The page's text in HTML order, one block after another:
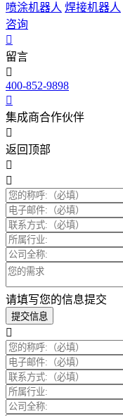
喷涂机器人 焊接机器人
咨询
留言
400-852-9898
集成商合作伙伴
返回顶部
请填写您的信息提交
提交信息